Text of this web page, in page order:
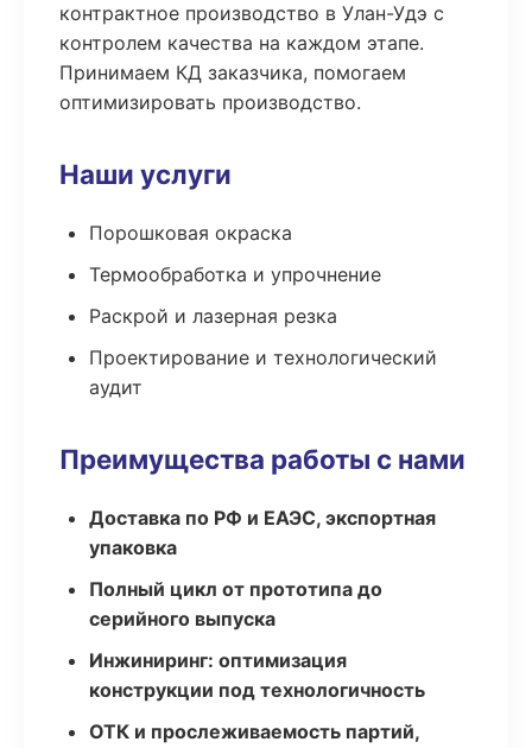
контрактное производство в Улан-Удэ с
контролем качества на каждом этапе.
Принимаем КД заказчика, помогаем
оптимизировать производство.
Наши услуги
Порошковая окраска
Термообработка и упрочнение
Раскрой и лазерная резка
Проектирование и технологический
аудит
Преимущества работы с нами
Доставка по РФ и ЕАЭС, экспортная
упаковка
Полный цикл от прототипа до
серийного выпуска
Инжиниринг: оптимизация
конструкции под технологичность
ОТК и прослеживаемость партий,